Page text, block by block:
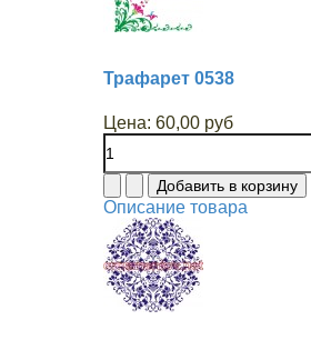
Трафарет 0538
Цена: 60,00 руб
Описание товара